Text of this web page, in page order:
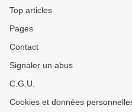
Top articles
Pages
Contact
Signaler un abus
C.G.U.
Cookies et données